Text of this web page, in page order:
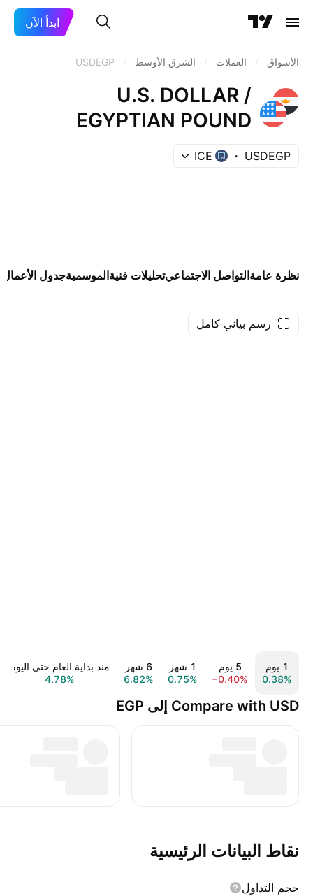
ابدأ الآن
الأسواق العملات الشرق الأوسط USDEGP
U.S. DOLLAR /
EGYPTIAN POUND
USDEGP
ICE
نظرة عامةالتواصل الاجتماعيتحليلات فنيةالموسميةجدول الأعمال
رسم بياني كامل
‎‎1‎ يوم
0.38%
‎‎5‎ يوم
−0.40%
‎1‎ شهر
0.75%
‎6‎ شهر
6.82%
منذ بداية العام حتى اليوم
4.78%
Compare with USD إلى EGP
نقاط البيانات الرئيسية
حجم التداول